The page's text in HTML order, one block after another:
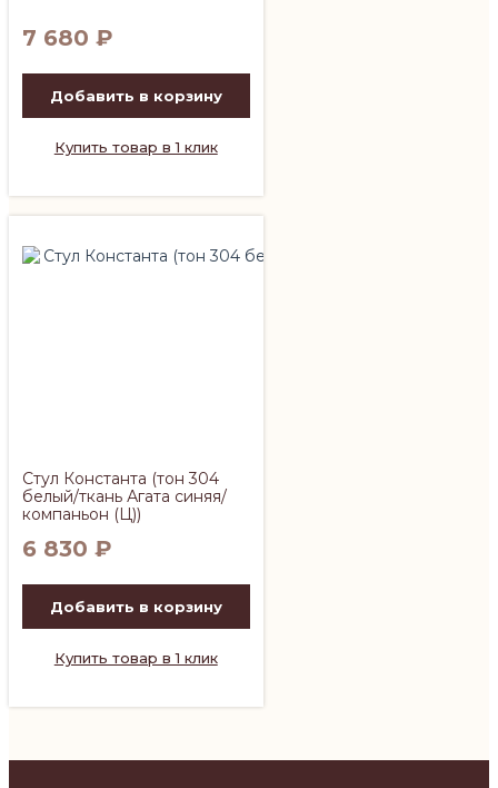
7 680 ₽
Добавить в корзину
Купить товар в 1 клик
Стул Константа (тон 304
белый/ткань Агата синяя/
компаньон (Ц))
6 830 ₽
Добавить в корзину
Купить товар в 1 клик